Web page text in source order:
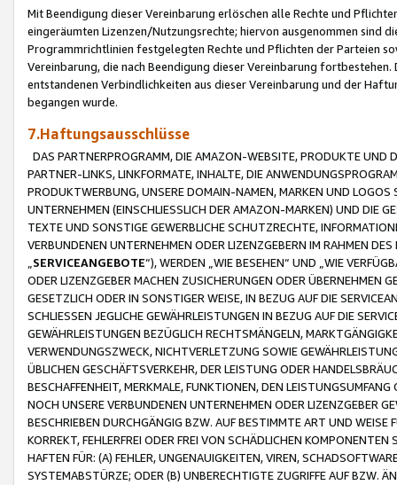
Mit Beendigung dieser Vereinbarung erlöschen alle Rechte und
eingeräumten Lizenzen/Nutzungsrechte; hiervon ausgenommen sind
Programmrichtlinien festgelegten Rechte und Pflichten der Parteien
Vereinbarung, die nach Beendigung dieser Vereinbarung
entstandenen Verbindlichkeiten aus dieser Vereinbarung und der
begangen wurde.
7.Haftungsausschlüsse
DAS PARTNERPROGRAMM, DIE AMAZON-WEBSITE, PRODUKTE UND
PARTNER-LINKS, LINKFORMATE, INHALTE, DIE
PRODUKTWERBUNG, UNSERE DOMAIN-NAMEN, MARKEN UND
UNTERNEHMEN (EINSCHLIESSLICH DER AMAZON-MARKEN) UND DIE
TEXTE UND SONSTIGE GEWERBLICHE SCHUTZRECHTE,
VERBUNDENEN UNTERNEHMEN ODER LIZENZGEBERN IM RAHMEN
SERVICEANGEBOTE“), WERDEN „WIE BESEHEN“ UND „WIE
ODER LIZENZGEBER MACHEN ZUSICHERUNGEN ODER ÜBERNEHMEN
GESETZLICH ODER IN SONSTIGER WEISE, IN BEZUG AUF DIE
SCHLIESSEN JEGLICHE GEWÄHRLEISTUNGEN IN BEZUG AUF DIE
GEWÄHRLEISTUNGEN BEZÜGLICH RECHTSMÄNGELN,
VERWENDUNGSZWECK, NICHTVERLETZUNG SOWIE
ÜBLICHEN GESCHÄFTSVERKEHR, DER LEISTUNG ODER
BESCHAFFENHEIT, MERKMALE, FUNKTIONEN, DEN
NOCH UNSERE VERBUNDENEN UNTERNEHMEN ODER LIZENZGEBER
BESCHRIEBEN DURCHGÄNGIG BZW. AUF BESTIMMTE ART UND
KORREKT, FEHLERFREI ODER FREI VON SCHÄDLICHEN
HAFTEN FÜR: (A) FEHLER, UNGENAUIGKEITEN, VIREN,
SYSTEMABSTÜRZE; ODER (B) UNBERECHTIGTE ZUGRIFFE AUF BZW.